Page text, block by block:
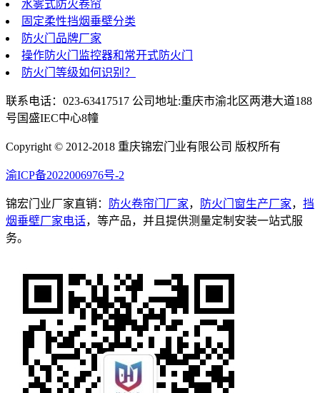
水雾式防火卷帘
固定柔性挡烟垂壁分类
防火门品牌厂家
操作防火门监控器和常开式防火门
防火门等级如何识别？
联系电话：023-63417517 公司地址:重庆市渝北区两港大道188
号国盛IEC中心8幢
Copyright © 2012-2018 重庆锦宏门业有限公司 版权所有
渝ICP备2022006976号-2
锦宏门业厂家直销： 防火卷帘门厂家， 防火门窗生产厂家， 挡
烟垂壁厂家电话，等产品，并且提供测量定制安装一站式服
务。